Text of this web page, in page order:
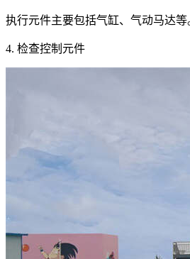
执行元件主要包括气缸、气动马达
4. 检查控制元件